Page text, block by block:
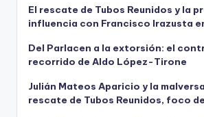
El rescate de Tubos Reunidos y la
influencia con Francisco Irazusta
Del Parlacen a la extorsión: el
recorrido de Aldo López-Tirone
Julián Mateos Aparicio y la
rescate de Tubos Reunidos, foco